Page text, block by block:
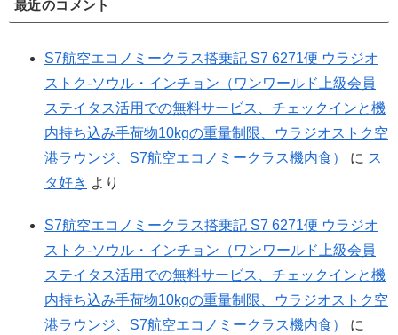
最近のコメント
S7航空エコノミークラス搭乗記 S7 6271便 ウラジオ
ストク-ソウル・インチョン（ワンワールド上級会員
ステイタス活用での無料サービス、チェックインと機
内持ち込み手荷物10kgの重量制限、ウラジオストク空
港ラウンジ、S7航空エコノミークラス機内食）
に ス
タ好き より
S7航空エコノミークラス搭乗記 S7 6271便 ウラジオ
ストク-ソウル・インチョン（ワンワールド上級会員
ステイタス活用での無料サービス、チェックインと機
内持ち込み手荷物10kgの重量制限、ウラジオストク空
港ラウンジ、S7航空エコノミークラス機内食）
に